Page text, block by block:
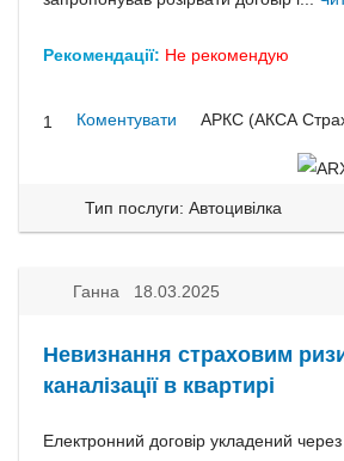
Рекомендації: Не рекомендую
1 Коментувати АРКС (АКСА
Тип послуги: Автоцивілка
Ганна 18.03.2025
Невизнання страховим
каналізації в квартирі
Електронний договір укладений